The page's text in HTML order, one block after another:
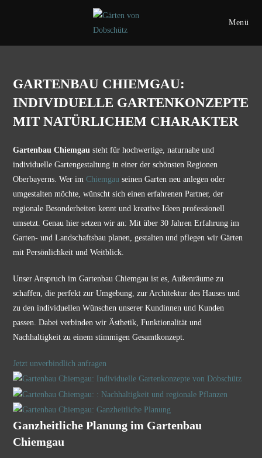
Menü
GARTENBAU CHIEMGAU:
INDIVIDUELLE GARTENKONZEPTE
MIT NATÜRLICHEM CHARAKTER
Gartenbau Chiemgau steht für hochwertige, naturnahe und
individuelle Gartengestaltung in einer der schönsten Regionen
Oberbayerns. Wer imChiemgau seinen Garten neu anlegen oder
umgestalten möchte, wünscht sich einen erfahrenen Partner, der
regionale Besonderheiten kennt und kreative Ideen professionell
umsetzt. Genau hier setzen wir an: Mit über 30 Jahren Erfahrung im
Garten- und Landschaftsbau planen, gestalten und pflegen wir Gärten
mit Persönlichkeit und Weitblick.
Unser Anspruch im Gartenbau Chiemgau ist es, Außenräume zu
schaffen, die perfekt zur Umgebung, zur Architektur des Hauses und
zu den individuellen Wünschen unserer Kundinnen und Kunden
passen. Dabei verbinden wir Ästhetik, Funktionalität und
Nachhaltigkeit zu einem stimmigen Gesamtkonzept.
Jetzt unverbindlich anfragen
Ganzheitliche Planung im Gartenbau
Chiemgau